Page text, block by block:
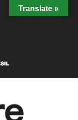
Translate »